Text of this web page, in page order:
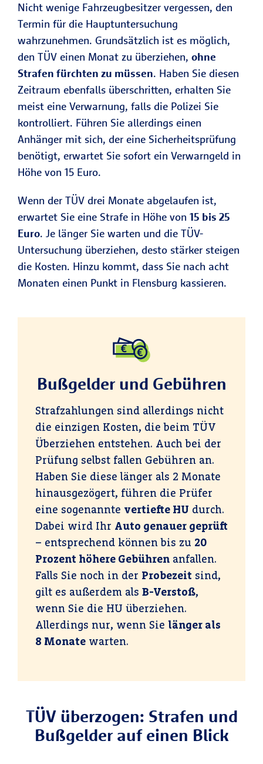
Nicht wenige Fahrzeugbesitzer vergessen, den
Termin für die Hauptuntersuchung
wahrzunehmen. Grundsätzlich ist es möglich,
den TÜV einen Monat zu überziehen, ohne
Strafen fürchten zu müssen. Haben Sie diesen
Zeitraum ebenfalls überschritten, erhalten Sie
meist eine Verwarnung, falls die Polizei Sie
kontrolliert. Führen Sie allerdings einen
Anhänger mit sich, der eine Sicherheitsprüfung
benötigt, erwartet Sie sofort ein Verwarngeld in
Höhe von 15 Euro.
Wenn der TÜV drei Monate abgelaufen ist,
erwartet Sie eine Strafe in Höhe von 15 bis 25
Euro. Je länger Sie warten und die TÜV-
Untersuchung überziehen, desto stärker steigen
die Kosten. Hinzu kommt, dass Sie nach acht
Monaten einen Punkt in Flensburg kassieren.
Bußgelder und Gebühren
Strafzahlungen sind allerdings nicht
die einzigen Kosten, die beim TÜV
Überziehen entstehen. Auch bei der
Prüfung selbst fallen Gebühren an.
Haben Sie diese länger als 2 Monate
hinausgezögert, führen die Prüfer
eine sogenannte vertiefte HU durch.
Dabei wird Ihr Auto genauer geprüft
– entsprechend können bis zu 20
Prozent höhere Gebühren anfallen.
Falls Sie noch in der Probezeit sind,
gilt es außerdem als B-Verstoß,
wenn Sie die HU überziehen.
Allerdings nur, wenn Sie länger als
8 Monate warten.
TÜV überzogen: Strafen und
Bußgelder auf einen Blick